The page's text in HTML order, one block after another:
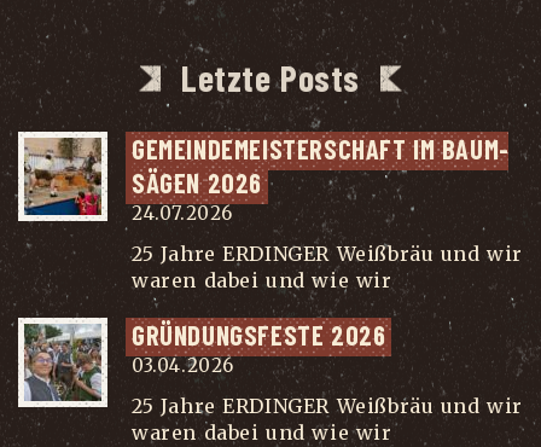
Letzte Posts
GEMEIN­DE­MEIS­TER­SCHAFT IM BAUM­
SÄ­GEN 2026
24.07.2026
25 Jahre ERDINGER Weißbräu und wir
waren dabei und wie wir ...
GRÜN­DUNGS­FES­TE 2026
03.04.2026
25 Jahre ERDINGER Weißbräu und wir
waren dabei und wie wir